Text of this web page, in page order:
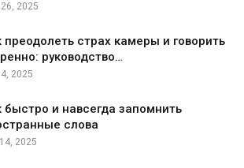
2025
преодолеть страх камеры и говорить
руководство…
2025
быстро и навсегда запомнить
слова
2025